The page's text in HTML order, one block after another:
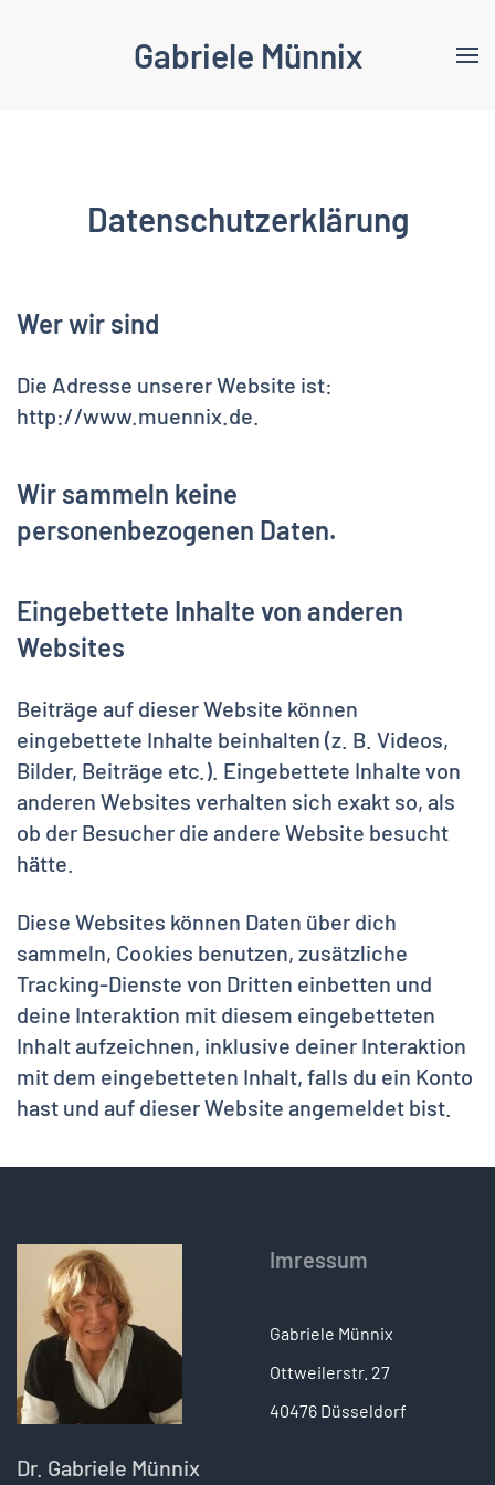
Skip to main contentGabriele Münnix
Datenschutzerklärung
Wer wir sind
Die Adresse unserer Website ist:
http://www.muennix.de.
Wir sammeln keine
personenbezogenen Daten.
Eingebettete Inhalte von anderen
Websites
Beiträge auf dieser Website können
eingebettete Inhalte beinhalten (z. B. Videos,
Bilder, Beiträge etc.). Eingebettete Inhalte von
anderen Websites verhalten sich exakt so, als
ob der Besucher die andere Website besucht
hätte.
Diese Websites können Daten über dich
sammeln, Cookies benutzen, zusätzliche
Tracking-Dienste von Dritten einbetten und
deine Interaktion mit diesem eingebetteten
Inhalt aufzeichnen, inklusive deiner Interaktion
mit dem eingebetteten Inhalt, falls du ein Konto
hast und auf dieser Website angemeldet bist.
Dr. Gabriele Münnix
Imressum
Gabriele Münnix
Ottweilerstr. 27
40476 Düsseldorf